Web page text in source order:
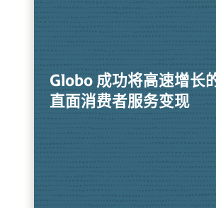
Globo 成功将高速增长
直面消费者服务变现